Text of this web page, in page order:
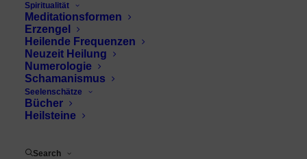
Spiritualität
Meditationsformen
Erzengel
Heilende Frequenzen
Neuzeit Heilung
Numerologie
Schamanismus
Seelenschätze
Bücher
Heilsteine
Search